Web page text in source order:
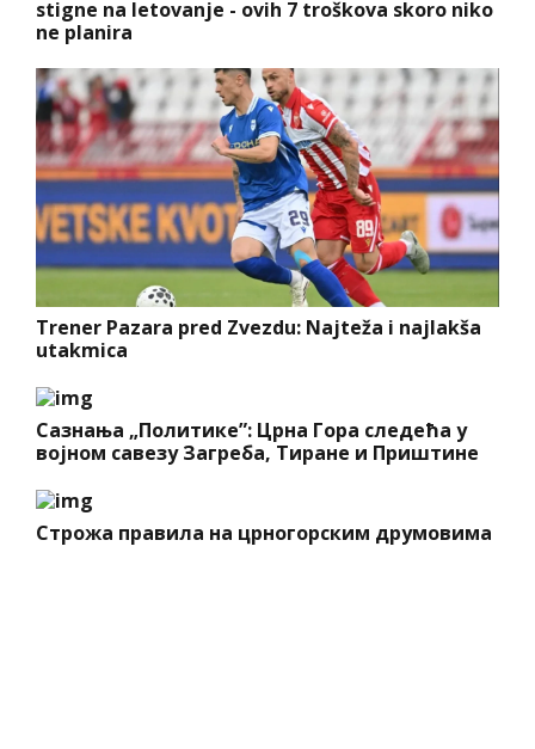
stigne na letovanje - ovih 7 troškova skoro niko
ne planira
Trener Pazara pred Zvezdu: Najteža i najlakša
utakmica
Сазнања „Политике”: Црна Гора следећа у
војном савезу Загреба, Тиране и Приштине
Строжа правила на црногорским друмовима